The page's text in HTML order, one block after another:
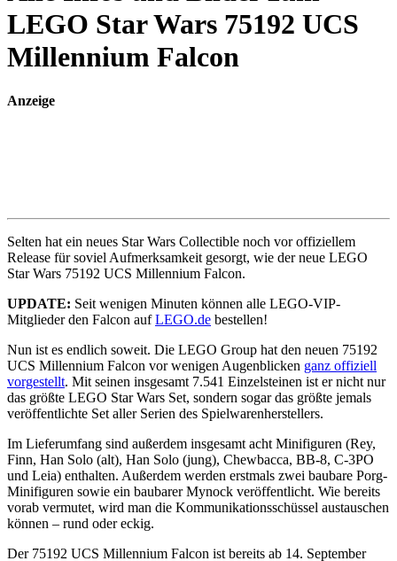
LEGO Star Wars 75192 UCS
Millennium Falcon
Anzeige
Selten hat ein neues Star Wars Collectible noch vor offiziellem
Release für soviel Aufmerksamkeit gesorgt, wie der neue LEGO
Star Wars 75192 UCS Millennium Falcon.
UPDATE: Seit wenigen Minuten können alle LEGO-VIP-
Mitglieder den Falcon aufLEGO.de bestellen!
Nun ist es endlich soweit. Die LEGO Group hat den neuen 75192
UCS Millennium Falcon vor wenigen Augenblicken ganz offiziell
vorgestellt. Mit seinen insgesamt 7.541 Einzelsteinen ist er nicht nur
das größte LEGO Star Wars Set, sondern sogar das größte jemals
veröffentlichte Set aller Serien des Spielwarenherstellers.
Im Lieferumfang sind außerdem insgesamt acht Minifiguren (Rey,
Finn, Han Solo (alt), Han Solo (jung), Chewbacca, BB-8, C-3PO
und Leia) enthalten. Außerdem werden erstmals zwei baubare Porg-
Minifiguren sowie ein baubarer Mynock veröffentlicht. Wie bereits
vorab vermutet, wird man die Kommunikationsschüssel austauschen
können – rund oder eckig.
Der 75192 UCS Millennium Falcon ist bereits ab 14. September